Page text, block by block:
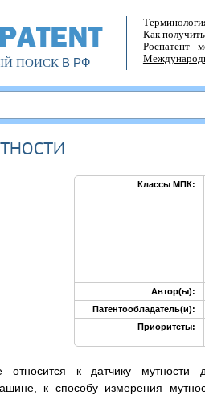
ПОИСКВ РФ
Как
Роспатент -
Классы МПК:
Автор(ы):
Патентообладатель(и):
Приоритеты:
относится к датчику
к способу измерения